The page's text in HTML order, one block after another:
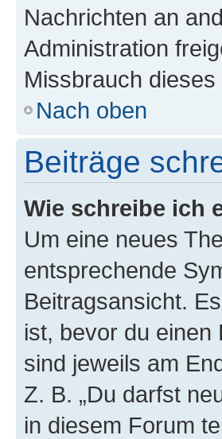
Nachrichten an
Administration
Missbrauch
Nach oben
Beiträge
Wie schreibe ich
Um eine neues
entsprechende
Beitragsansicht.
ist, bevor du
sind jeweils am
Z. B. „Du darfst
in diesem Forum